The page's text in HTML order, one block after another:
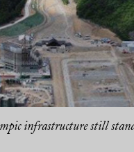
infrastructure still